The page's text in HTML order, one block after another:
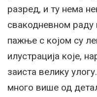
разред, и ту нема
свакодневном раду
пажње с којом су
илустрација које,
заиста велику
много више од